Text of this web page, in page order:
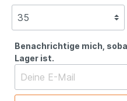
Benachrichtige mich,
Lager ist.